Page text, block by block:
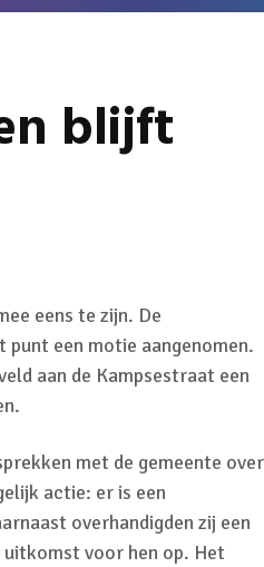
blijft
eens te zijn. De
een motie aangenomen.
aan de Kampsestraat een
met de gemeente over
actie: er is een
overhandigden zij een
voor hen op. Het
28 juli 2026